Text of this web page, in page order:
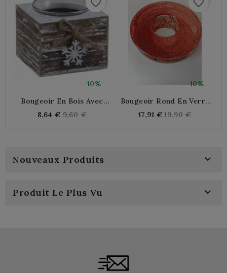
-10%
Bougeoir En Bois Avec
8,64 € Regular
9,60 €
-10%
Bougeoir Rond En Verre
Miroir
17,91 € Regular
19,90 €
Nouveaux Produits 
Produit Le Plus Vu 